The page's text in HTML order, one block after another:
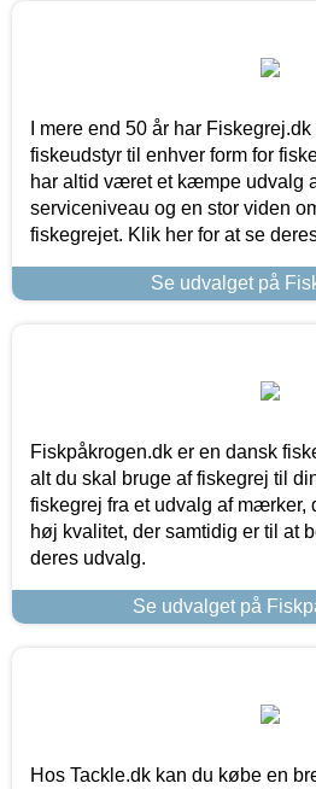
I mere end 50 år har
fiskeudstyr til enhver form for
har altid været et kæmpe udvalg
serviceniveau og en stor viden
fiskegrejet. Klik her for at se
Se udvalget på
Fiskpåkrogen.dk er en dansk
alt du skal bruge af fiskegrej til
fiskegrej fra et udvalg af mærker,
høj kvalitet, der samtidig er til at
deres udvalg.
Se udvalget på
Hos Tackle.dk kan du købe en